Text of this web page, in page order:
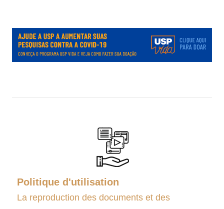
Politique d'utilisation
La reproduction des documents et des